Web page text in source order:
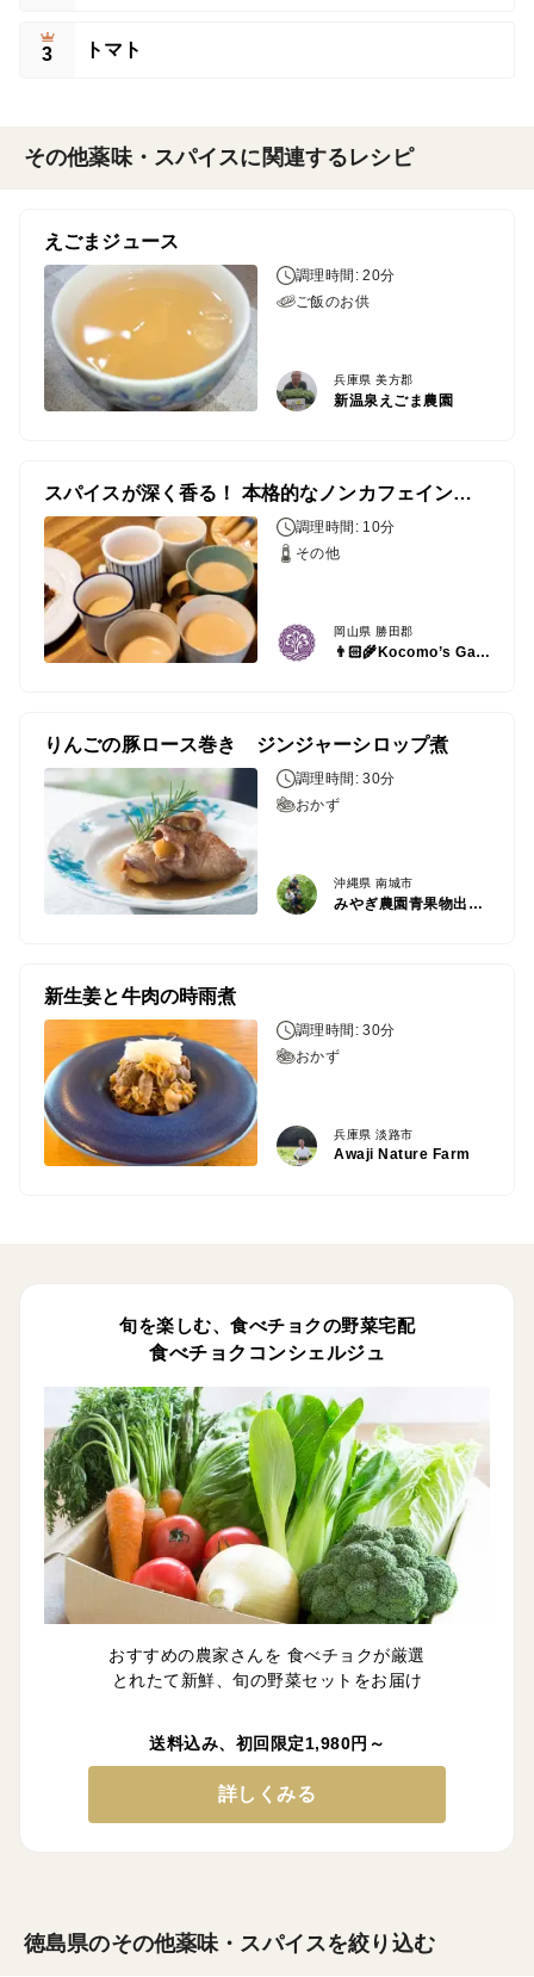
3 トマト
その他薬味・スパイスに関連するレシピ
えごまジュース
調理時間: 20分
ご飯のお供
兵庫県 美方郡
新温泉えごま農園
スパイスが深く香る！ 本格的なノンカフェインチャイの作り方 ☕️
調理時間: 10分
その他
岡山県 勝田郡
👨🏻‍🌾Kocomo’s Garden 〜モリィの畑〜👩🏻‍🌾
りんごの豚ロース巻き ジンジャーシロップ煮
調理時間: 30分
おかず
沖縄県 南城市
みやぎ農園青果物出荷組合
新生姜と牛肉の時雨煮
調理時間: 30分
おかず
兵庫県 淡路市
Awaji Nature Farm
旬を楽しむ、食べチョクの野菜宅配
食べチョクコンシェルジュ
おすすめの農家さんを 食べチョクが厳選
とれたて新鮮、旬の野菜セットをお届け
送料込み、初回限定1,980円～
詳しくみる
徳島県のその他薬味・スパイスを絞り込む